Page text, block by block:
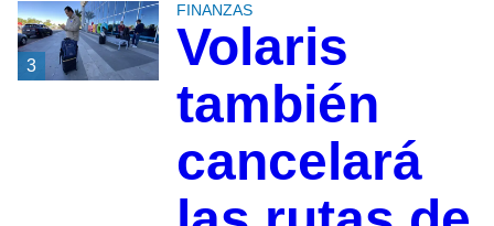
3
FINANZAS
Volaris
también
cancelará